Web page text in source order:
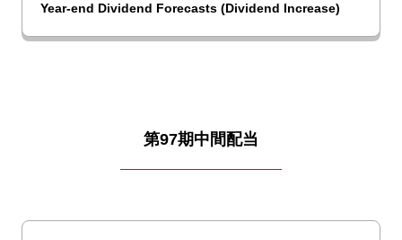
Year-end Dividend Forecasts (Dividend Increase)
第97期中間配当